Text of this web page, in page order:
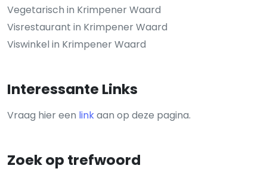
Vegetarisch in Krimpener Waard
Visrestaurant in Krimpener Waard
Viswinkel in Krimpener Waard
Interessante Links
Vraag hier een linkaan op deze pagina.
Zoek op trefwoord